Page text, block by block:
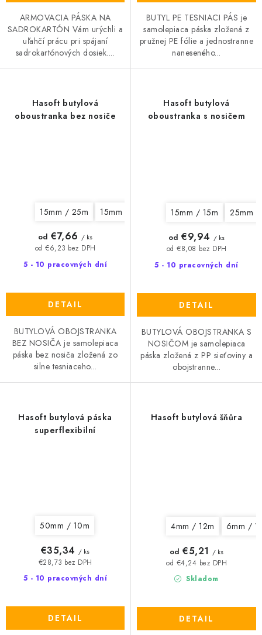
ARMOVACIA PÁSKA NA
SADROKARTÓN Vám urýchli a
uľahčí prácu pri spájaní
sadrokartónových dosiek....
BUTYL PE TESNIACI PÁS je
samolepiaca páska zložená z
pružnej PE fólie a jednostranne
naneseného...
Hasoft butylová
oboustranka bez nosiče
15mm / 25m 15mm / 45m 20mm / 30m
5 - 10 pracovných dní
od €6,23 bez DPH
od €7,66 / ks
DETAIL
BUTYLOVÁ OBOJSTRANKA
BEZ NOSIČA je samolepiaca
páska bez nosiča zložená zo
silne tesniaceho...
Hasoft butylová
oboustranka s nosičem
15mm / 15m 25mm /
5 - 10 pracovných dní
od €8,08 bez DPH
od €9,94 / ks
DETAIL
BUTYLOVÁ OBOJSTRANKA S
NOSIČOM je samolepiaca
páska zložená z PP sieťoviny a
obojstranne...
Hasoft butylová páska
superflexibilní
50mm / 10m
5 - 10 pracovných dní
€28,73 bez DPH
€35,34 / ks
DETAIL
Hasoft butylová šňůra
4mm / 12m 6mm /
Skladom
od €4,24 bez DPH
od €5,21 / ks
DETAIL